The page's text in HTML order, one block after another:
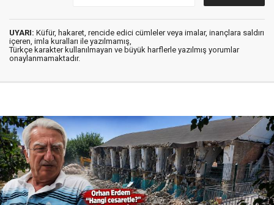
UYARI: Küfür, hakaret, rencide edici cümleler veya imalar, inançlara saldırı
içeren, imla kuralları ile yazılmamış,
Türkçe karakter kullanılmayan ve büyük harflerle yazılmış yorumlar
onaylanmamaktadır.